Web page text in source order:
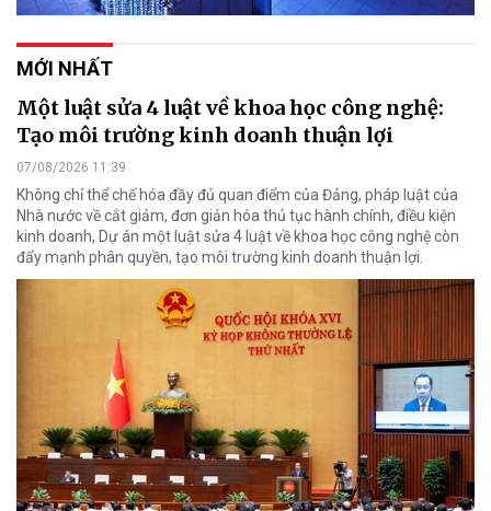
MỚI NHẤT
Một luật sửa 4 luật về khoa học công nghệ:
Tạo môi trường kinh doanh thuận lợi
07/08/2026 11:39
Không chỉ thể chế hóa đầy đủ quan điểm của Đảng, pháp luật của
Nhà nước về cắt giảm, đơn giản hóa thủ tục hành chính, điều kiện
kinh doanh, Dự án một luật sửa 4 luật về khoa học công nghệ còn
đẩy mạnh phân quyền, tạo môi trường kinh doanh thuận lợi.